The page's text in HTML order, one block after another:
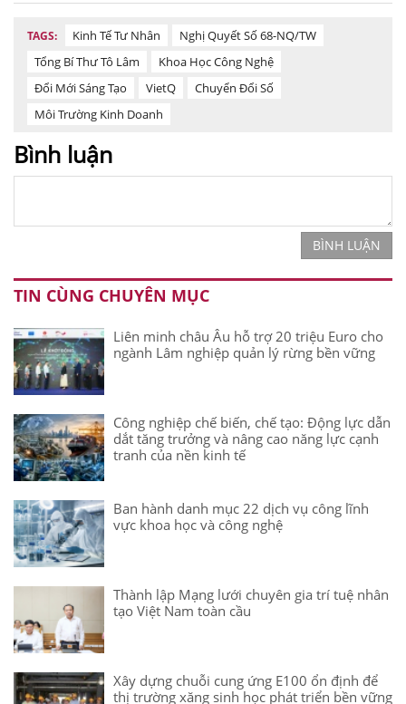
TAGS: Kinh Tế Tư Nhân
Nghị Quyết Số 68-NQ/TW
Tổng Bí Thư Tô Lâm
Khoa Học Công Nghệ
Đổi Mới Sáng Tạo
VietQ
Chuyển Đổi Số
Môi Trường Kinh Doanh
Bình luận
BÌNH LUẬN
TIN CÙNG CHUYÊN MỤC
Liên minh châu Âu hỗ trợ 20 triệu Euro cho
ngành Lâm nghiệp quản lý rừng bền vững
Công nghiệp chế biến, chế tạo: Động lực dẫn
dắt tăng trưởng và nâng cao năng lực cạnh
tranh của nền kinh tế
Ban hành danh mục 22 dịch vụ công lĩnh
vực khoa học và công nghệ
Thành lập Mạng lưới chuyên gia trí tuệ nhân
tạo Việt Nam toàn cầu
Xây dựng chuỗi cung ứng E100 ổn định để
thị trường xăng sinh học phát triển bền vững